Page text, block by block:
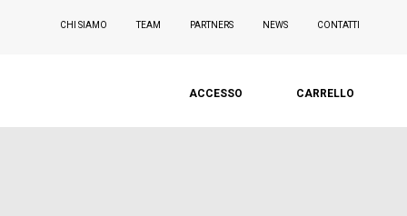
CONTATTI
NEWS
PARTNERS
TEAM
CHI SIAMO
CARRELLO
ACCESSO